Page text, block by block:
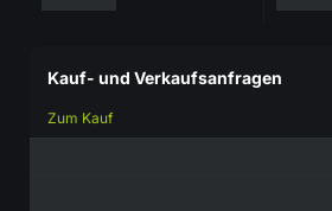
Kauf- und Verkaufsanfragen
Zum Kauf